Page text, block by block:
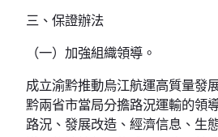
三、保證辦法
（一）加強組織領導。
成立渝黔推動烏江航運高質量發
黔兩省市當局分擔路況運輸的領
路況、發展改造、經濟信息、生